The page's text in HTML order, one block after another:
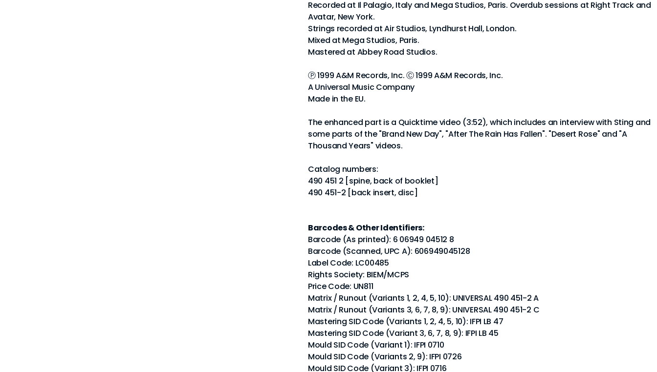
Recorded at Il Palagio, Italy and Mega Studios, Paris. Overdub sessions at Right Track and
Avatar, New York.
Strings recorded at Air Studios, Lyndhurst Hall, London.
Mixed at Mega Studios, Paris.
Mastered at Abbey Road Studios.
Ⓟ 1999 A&M Records, Inc. Ⓒ 1999 A&M Records, Inc.
A Universal Music Company
Made in the EU.
The enhanced part is a Quicktime video (3:52), which includes an interview with Sting and
some parts of the "Brand New Day", "After The Rain Has Fallen". "Desert Rose" and "A
Thousand Years" videos.
Catalog numbers:
490 451 2 [spine, back of booklet]
490 451-2 [back insert, disc]
Barcodes & Other Identifiers:
Barcode (As printed): 6 06949 04512 8
Barcode (Scanned, UPC A): 606949045128
Label Code: LC00485
Rights Society: BIEM/MCPS
Price Code: UN811
Matrix / Runout (Variants 1, 2, 4, 5, 10): UNIVERSAL 490 451-2 A
Matrix / Runout (Variants 3, 6, 7, 8, 9): UNIVERSAL 490 451-2 C
Mastering SID Code (Variants 1, 2, 4, 5, 10): IFPI LB 47
Mastering SID Code (Variant 3, 6, 7, 8, 9): IFPI LB 45
Mould SID Code (Variant 1): IFPI 0710
Mould SID Code (Variants 2, 9): IFPI 0726
Mould SID Code (Variant 3): IFPI 0716